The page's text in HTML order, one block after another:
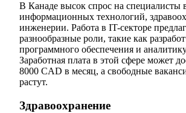
В Канаде высок спрос на специалисты
информационных технологий,
инженерии. Работа в IT-секторе
разнообразные роли, такие как
программного обеспечения и
Заработная плата в этой сфере может
8000 CAD в месяц, а свободные
растут.
Здравоохранение